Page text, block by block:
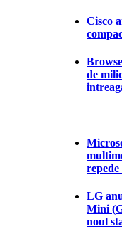
Cisco
de
LG
Mini
noul